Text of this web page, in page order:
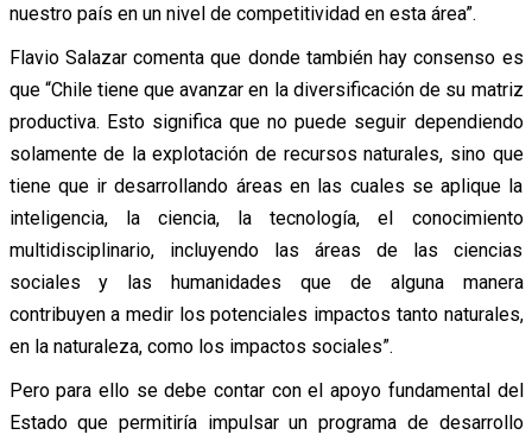
nuestro país en un nivel de competitividad en esta área”.
Flavio Salazar comenta que donde también hay consenso es
que “Chile tiene que avanzar en la diversificación de su matriz
productiva. Esto significa que no puede seguir dependiendo
solamente de la explotación de recursos naturales, sino que
tiene que ir desarrollando áreas en las cuales se aplique la
inteligencia, la ciencia, la tecnología, el conocimiento
multidisciplinario, incluyendo las áreas de las ciencias
sociales y las humanidades que de alguna manera
contribuyen a medir los potenciales impactos tanto naturales,
en la naturaleza, como los impactos sociales”.
Pero para ello se debe contar con el apoyo fundamental del
Estado que permitiría impulsar un programa de desarrollo